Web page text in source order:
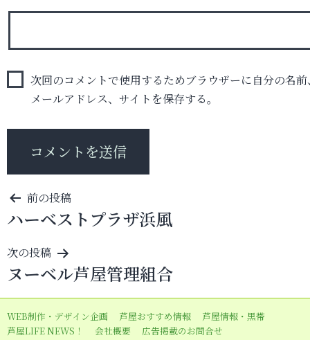
次回のコメントで使用するためブラウザーに自分の名前
メールアドレス、サイトを保存する。
投
稿
ナ
ビ
ゲ
ー
シ
前の投稿
ハーベストプラザ浜風
次の投稿
ヌーベル芦屋管理組合
WEB制作・デザイン企画 芦屋おすすめ情報
芦屋情報・黒帯
芦屋LIFE NEWS！
会社概要 広告掲載のお問合せ